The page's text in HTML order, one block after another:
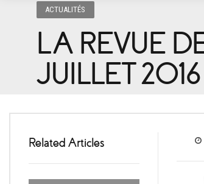
ACTUALITÉS
LA REVUE
JUILLET
Related Articles